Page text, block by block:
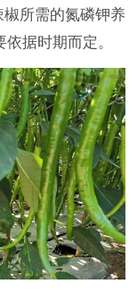
所需的氮磷钾养
依据时期而定。